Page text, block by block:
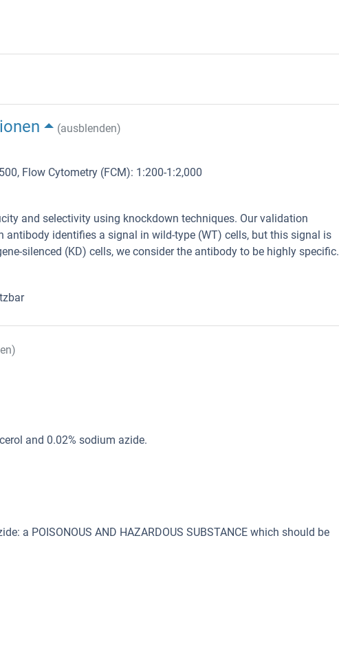
(ausblenden)
Flow Cytometry (FCM): 1:200-1:2,000
and selectivity using knockdown techniques. Our validation
identifies a signal in wild-type (WT) cells, but this signal is
silenced (KD) cells, we consider the antibody to be highly specific.
and 0.02% sodium azide.
a POISONOUS AND HAZARDOUS SUBSTANCE which should be